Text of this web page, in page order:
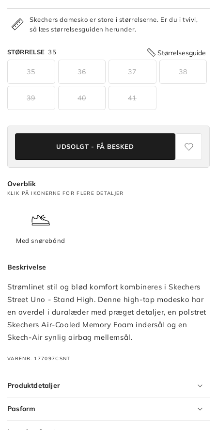
Skechers damesko er store i størrelserne. Er du i tvivl,
så læs størrelsesguiden herunder.
STØRRELSE 35 Størrelsesguide
35 36 37 38
39 40 41
UDSOLGT - FÅ BESKED
Overblik
KLIK PÅ IKONERNE FOR FLERE DETALJER
Med snørebånd
Beskrivelse
Strømlinet stil og blød komfort kombineres i Skechers
Street Uno - Stand High. Denne high-top modesko har
en overdel i duralæder med præget detaljer, en polstret
Skechers Air-Cooled Memory Foam indersål og en
Skech-Air synlig airbag mellemsål.
VARENR. 177097CSNT
Produktdetaljer
Pasform